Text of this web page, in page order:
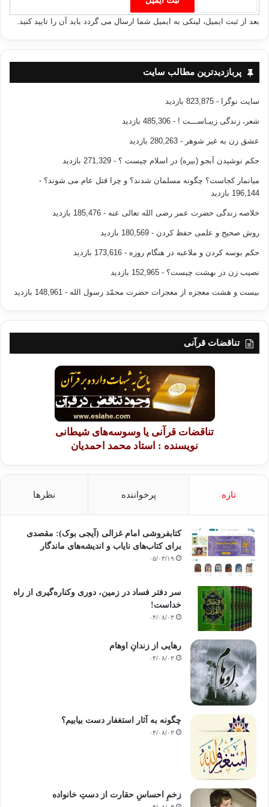
خرید و فروش
بعد از ثبت ایمیل، لینکی به ایمیل شما ارسال می گردد باید آن را تایید کنید.
پربازدیدترین مطالب سایت
سایت نوگرا - 823,875 بازدید
شعر، زندگی زیبـاســـت ! - 485,306 بازدید
عشق زن به غیر شوهر - 280,263 بازدید
حکم نوشیدن آبجو (بیره) در اسلام چیست ؟ - 271,329 بازدید
میانمار کجاست؟ چگونه مسلمان شدند؟ و چرا قتل عام می شوند؟ -
196,144 بازدید
خلاصه زندگی حضرت عمر رضی الله تعالی عنه - 185,476 بازدید
روش صحیح و علمی حفظ کردن - 180,569 بازدید
حکم بوسه کردن و ملاعبه در هنگام روزه - 173,616 بازدید
نصیب زن در بهشت چیست؟ - 152,965 بازدید
بیست و هشت معجزه از معجزات حضرت محمّد رسول الله - 148,961 بازدید
تناقضات قرآنی
تناقضات قرآنی یا وسوسه‌های شیطانی
نویسنده : استاد محمد احمدیان
تازه پرخواننده نظرها
کتابفروشی امام غزالی (آیجی بوک): مقصدی
برای کتاب‌های نایاب و اندیشه‌های ماندگار
۰۵/۰۳/۱۹
سر دفتر فساد در زمین‌، دوری وکناره‌گیری از راه
خداست‌!
۰۴/۰۸/۰۳
رهایی از زندانِ اوهام
۰۴/۰۸/۰۳
چگونه به آثار استغفار دست بیابیم؟
۰۴/۰۸/۰۳
زخمِ احساسِ حقارت از دستِ خانواده